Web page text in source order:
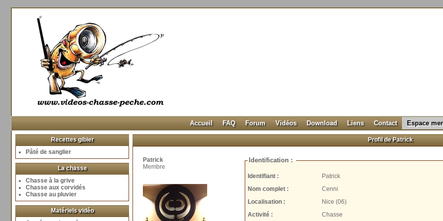
Accueil FAQ Forum Vidéos Download Liens Contact Espace
Recettes gibier
Pâté de sanglier
La chasse
Chasse à la grive
Chasse aux corvidés
Chasse au pluvier
Matériels vidéo
Profil de Patrick
Patrick
Membre
Identification :
Identifiant :
Patrick
Nom complet :
Cenni
Localisation :
Nice (06)
Activité :
Chasse